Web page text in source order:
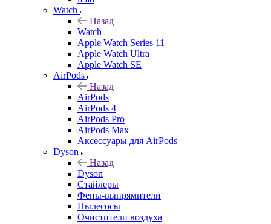
Watch
Назад
Watch
Apple Watch Series 11
Apple Watch Ultra
Apple Watch SE
AirPods
Назад
AirPods
AirPods 4
AirPods Pro
AirPods Max
Аксессуары для AirPods
Dyson
Назад
Dyson
Стайлеры
Фены-выпрямители
Пылесосы
Очистители воздуха